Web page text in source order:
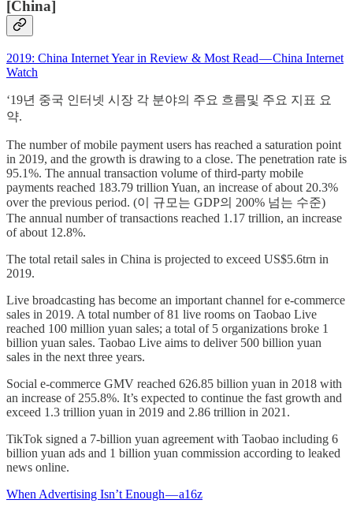
[China]
2019: China Internet Year in Review & Most Read — China Internet
Watch
‘19년 중국 인터넷 시장 각 분야의 주요 흐름및 주요 지표 요
약.
The number of mobile payment users has reached a saturation point
in 2019, and the growth is drawing to a close. The penetration rate is
95.1%. The annual transaction volume of third-party mobile
payments reached 183.79 trillion Yuan, an increase of about 20.3%
over the previous period. (이 규모는 GDP의 200% 넘는 수준)
The annual number of transactions reached 1.17 trillion, an increase
of about 12.8%.
The total retail sales in China is projected to exceed US$5.6trn in
2019.
Live broadcasting has become an important channel for e-commerce
sales in 2019. A total number of 81 live rooms on Taobao Live
reached 100 million yuan sales; a total of 5 organizations broke 1
billion yuan sales. Taobao Live aims to deliver 500 billion yuan
sales in the next three years.
Social e-commerce GMV reached 626.85 billion yuan in 2018 with
an increase of 255.8%. It’s expected to continue the fast growth and
exceed 1.3 trillion yuan in 2019 and 2.86 trillion in 2021.
TikTok signed a 7-billion yuan agreement with Taobao including 6
billion yuan ads and 1 billion yuan commission according to leaked
news online.
When Advertising Isn’t Enough — a16z